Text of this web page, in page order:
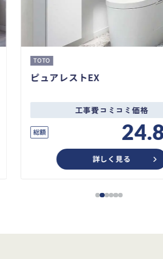
TOTO
ピュアレストEX
工事費コミコミ価格
総額 24.8
詳しく見る